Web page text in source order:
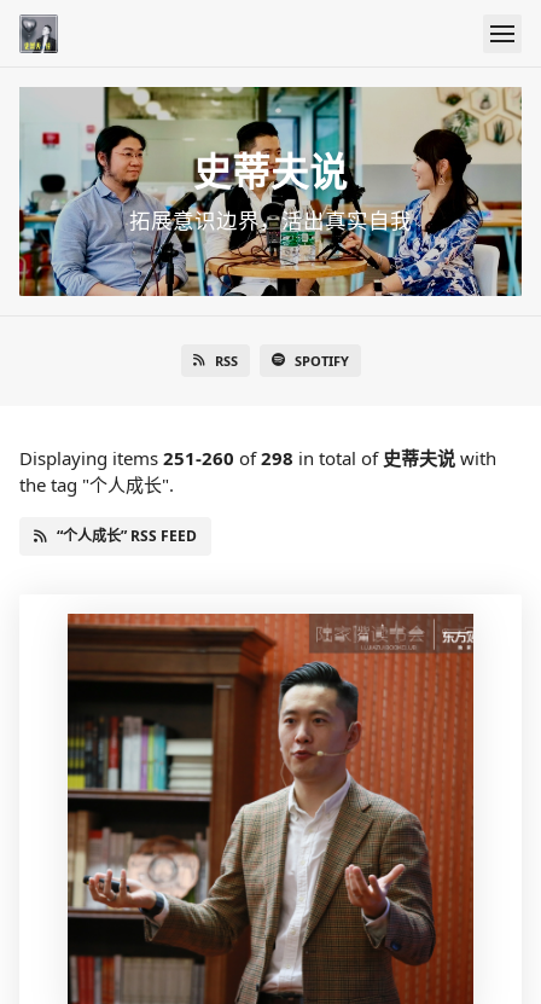
史蒂夫说
拓展意识边界，活出真实自我
RSS SPOTIFY
Displaying items 251-260 of298 in total of 史蒂夫说 with
the tag "个人成长".
“个人成长” RSS FEED